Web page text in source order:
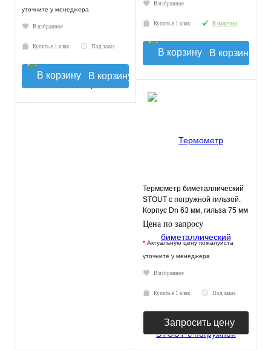
уточните у менеджера
В избранное
Купить в 1 клик Под заказ
В корзину
В избранное
Купить в 1 клик В наличии
В корзину
Термометр биметаллический
STOUT с погружной гильзой.
Корпус Dn 63 мм, гильза 75 мм
1/2"
Цена по запросу
* Актуальную цену пожалуйста
уточните у менеджера
В избранное
Купить в 1 клик Под заказ
Запросить цену